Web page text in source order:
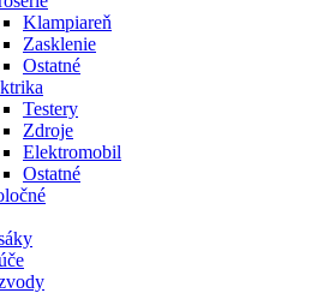
Klampiareň
Zasklenie
Ostatné
Testery
Zdroje
Elektromobil
Ostatné